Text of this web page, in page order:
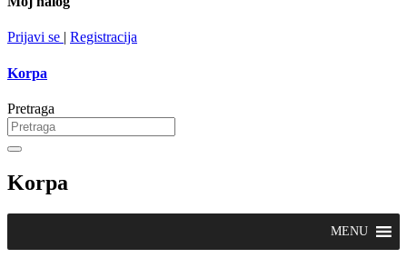
Prijavi se | Registracija
Korpa
Pretraga
Korpa
MENU